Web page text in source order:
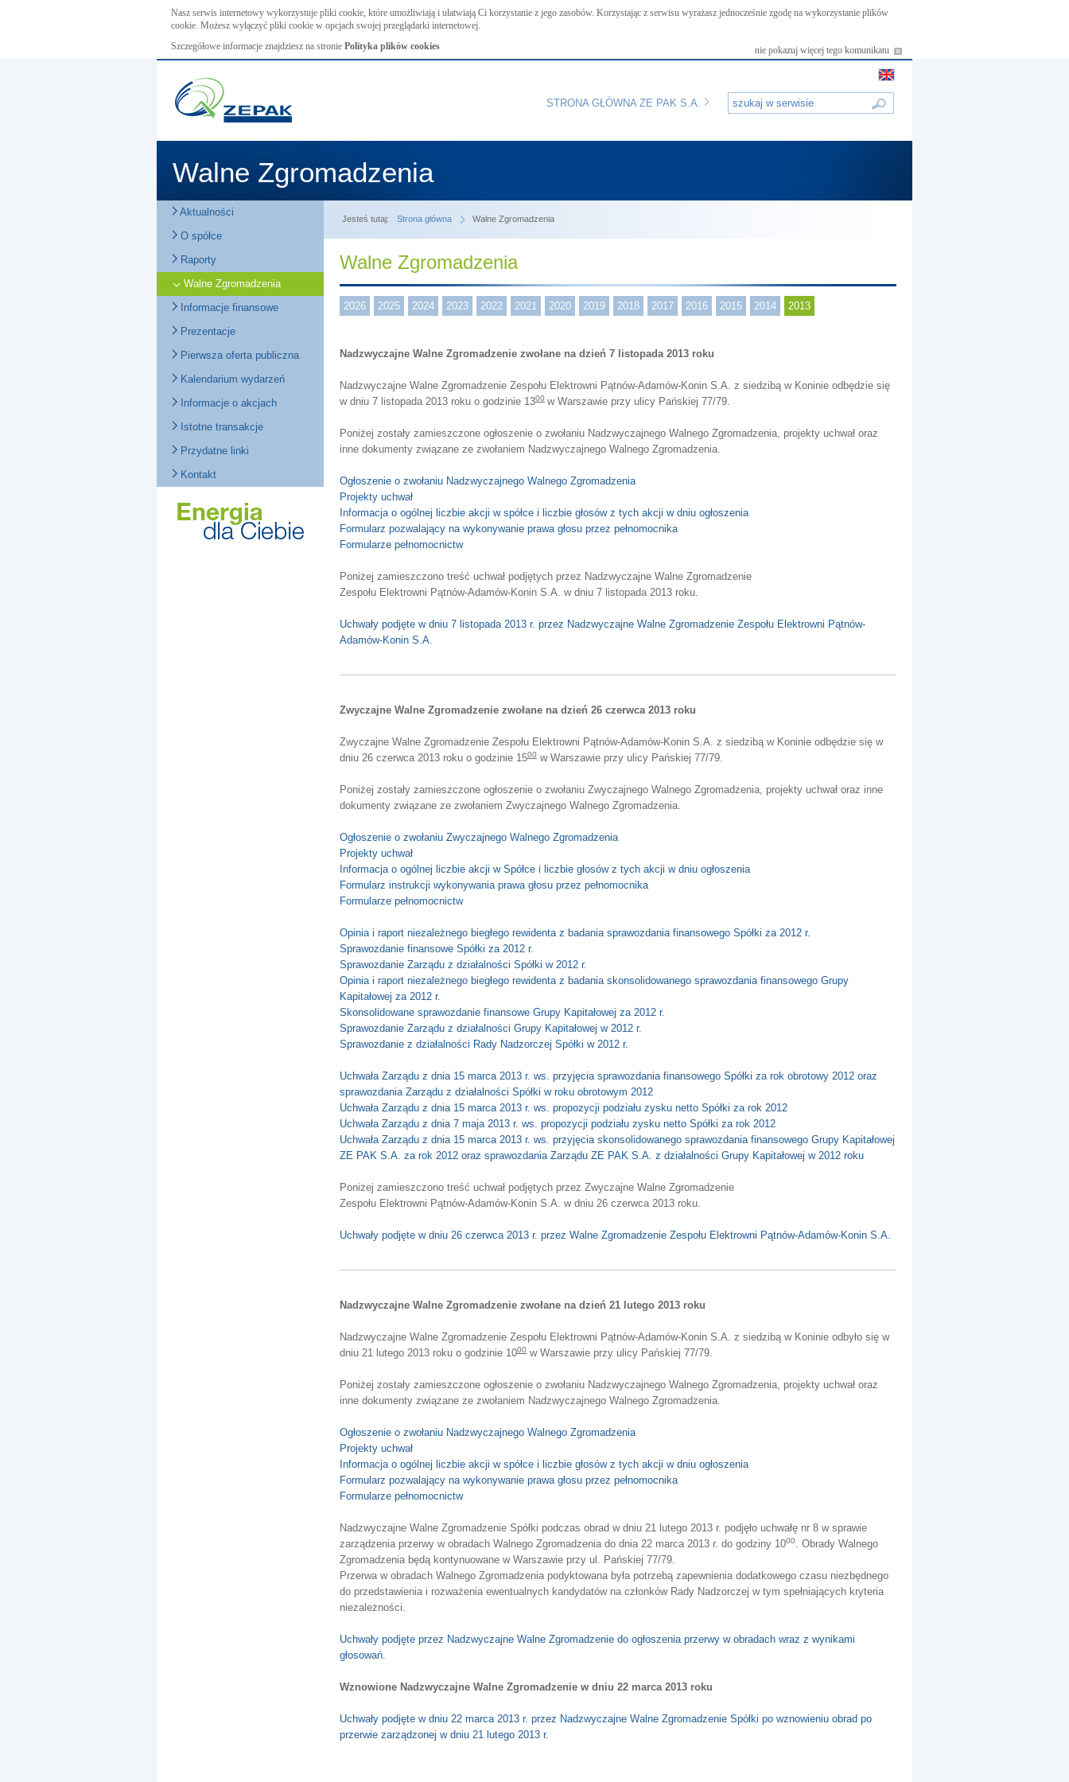
Nasz serwis internetowy wykorzystuje pliki cookie, które umożliwiają i ułatwiają Ci korzystanie z jego zasobów. Korzystając z serwisu wyrażasz jednocześnie zgodę na wykorzystanie plików
cookie. Możesz wyłączyć pliki cookie w opcjach swojej przeglądarki internetowej.
Szczegółowe informacje znajdziesz na stronie Polityka plików cookies nie pokazuj więcej tego komunikatu
STRONA GŁÓWNA ZE PAK S.A.
Walne Zgromadzenia
Aktualności
O spółce
Raporty
Walne Zgromadzenia
Informacje finansowe
Prezentacje
Pierwsza oferta publiczna
Kalendarium wydarzeń
Informacje o akcjach
Istotne transakcje
Przydatne linki
Kontakt
Jesteś tutaj: Strona główna Walne Zgromadzenia
Walne Zgromadzenia
2026 2025 2024 2023 2022 2021 2020 2019 2018 2017 2016 2015 2014 2013
Nadzwyczajne Walne Zgromadzenie zwołane na dzień 7 listopada 2013 roku
Nadzwyczajne Walne Zgromadzenie Zespołu Elektrowni Pątnów-Adamów-Konin S.A. z siedzibą w Koninie odbędzie się
w dniu 7 listopada 2013 roku o godzinie 1300 w Warszawie przy ulicy Pańskiej 77/79.
Poniżej zostały zamieszczone ogłoszenie o zwołaniu Nadzwyczajnego Walnego Zgromadzenia, projekty uchwał oraz
inne dokumenty związane ze zwołaniem Nadzwyczajnego Walnego Zgromadzenia.
Ogłoszenie o zwołaniu Nadzwyczajnego Walnego Zgromadzenia
Projekty uchwał
Informacja o ogólnej liczbie akcji w spółce i liczbie głosów z tych akcji w dniu ogłoszenia
Formularz pozwalający na wykonywanie prawa głosu przez pełnomocnika
Formularze pełnomocnictw
Poniżej zamieszczono treść uchwał podjętych przez Nadzwyczajne Walne Zgromadzenie
Zespołu Elektrowni Pątnów-Adamów-Konin S.A. w dniu 7 listopada 2013 roku.
Uchwały podjęte w dniu 7 listopada 2013 r. przez Nadzwyczajne Walne Zgromadzenie Zespołu Elektrowni Pątnów-
Adamów-Konin S.A.
Zwyczajne Walne Zgromadzenie zwołane na dzień 26 czerwca 2013 roku
Zwyczajne Walne Zgromadzenie Zespołu Elektrowni Pątnów-Adamów-Konin S.A. z siedzibą w Koninie odbędzie się w
dniu 26 czerwca 2013 roku o godzinie 1500w Warszawie przy ulicy Pańskiej 77/79.
Poniżej zostały zamieszczone ogłoszenie o zwołaniu Zwyczajnego Walnego Zgromadzenia, projekty uchwał oraz inne
dokumenty związane ze zwołaniem Zwyczajnego Walnego Zgromadzenia.
Ogłoszenie o zwołaniu Zwyczajnego Walnego Zgromadzenia
Projekty uchwał
Informacja o ogólnej liczbie akcji w Spółce i liczbie głosów z tych akcji w dniu ogłoszenia
Formularz instrukcji wykonywania prawa głosu przez pełnomocnika
Formularze pełnomocnictw
Opinia i raport niezależnego biegłego rewidenta z badania sprawozdania finansowego Spółki za 2012 r.
Sprawozdanie finansowe Spółki za 2012 r.
Sprawozdanie Zarządu z działalności Spółki w 2012 r.
Opinia i raport niezależnego biegłego rewidenta z badania skonsolidowanego sprawozdania finansowego Grupy
Kapitałowej za 2012 r.
Skonsolidowane sprawozdanie finansowe Grupy Kapitałowej za 2012 r.
Sprawozdanie Zarządu z działalności Grupy Kapitałowej w 2012 r.
Sprawozdanie z działalności Rady Nadzorczej Spółki w 2012 r.
Uchwała Zarządu z dnia 15 marca 2013 r. ws. przyjęcia sprawozdania finansowego Spółki za rok obrotowy 2012 oraz
sprawozdania Zarządu z działalności Spółki w roku obrotowym 2012
Uchwała Zarządu z dnia 15 marca 2013 r. ws. propozycji podziału zysku netto Spółki za rok 2012
Uchwała Zarządu z dnia 7 maja 2013 r. ws. propozycji podziału zysku netto Spółki za rok 2012
Uchwała Zarządu z dnia 15 marca 2013 r. ws. przyjęcia skonsolidowanego sprawozdania finansowego Grupy Kapitałowej
ZE PAK S.A. za rok 2012 oraz sprawozdania Zarządu ZE PAK S.A. z działalności Grupy Kapitałowej w 2012 roku
Poniżej zamieszczono treść uchwał podjętych przez Zwyczajne Walne Zgromadzenie
Zespołu Elektrowni Pątnów-Adamów-Konin S.A. w dniu 26 czerwca 2013 roku.
Uchwały podjęte w dniu 26 czerwca 2013 r. przez Walne Zgromadzenie Zespołu Elektrowni Pątnów-Adamów-Konin S.A.
Nadzwyczajne Walne Zgromadzenie zwołane na dzień 21 lutego 2013 roku
Nadzwyczajne Walne Zgromadzenie Zespołu Elektrowni Pątnów-Adamów-Konin S.A. z siedzibą w Koninie odbyło się w
dniu 21 lutego 2013 roku o godzinie 1000w Warszawie przy ulicy Pańskiej 77/79.
Poniżej zostały zamieszczone ogłoszenie o zwołaniu Nadzwyczajnego Walnego Zgromadzenia, projekty uchwał oraz
inne dokumenty związane ze zwołaniem Nadzwyczajnego Walnego Zgromadzenia.
Ogłoszenie o zwołaniu Nadzwyczajnego Walnego Zgromadzenia
Projekty uchwał
Informacja o ogólnej liczbie akcji w spółce i liczbie głosów z tych akcji w dniu ogłoszenia
Formularz pozwalający na wykonywanie prawa głosu przez pełnomocnika
Formularze pełnomocnictw
Nadzwyczajne Walne Zgromadzenie Spółki podczas obrad w dniu 21 lutego 2013 r. podjęło uchwałę nr 8 w sprawie
zarządzenia przerwy w obradach Walnego Zgromadzenia do dnia 22 marca 2013 r. do godziny 1000. Obrady Walnego
Zgromadzenia będą kontynuowane w Warszawie przy ul. Pańskiej 77/79.
Przerwa w obradach Walnego Zgromadzenia podyktowana była potrzebą zapewnienia dodatkowego czasu niezbędnego
do przedstawienia i rozważenia ewentualnych kandydatów na członków Rady Nadzorczej w tym spełniających kryteria
niezależności.
Uchwały podjęte przez Nadzwyczajne Walne Zgromadzenie do ogłoszenia przerwy w obradach wraz z wynikami
głosowań.
Wznowione Nadzwyczajne Walne Zgromadzenie w dniu 22 marca 2013 roku
Uchwały podjęte w dniu 22 marca 2013 r. przez Nadzwyczajne Walne Zgromadzenie Spółki po wznowieniu obrad po
przerwie zarządzonej w dniu 21 lutego 2013 r.